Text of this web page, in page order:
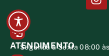
ATENDIMENTO
Segunda à Sexta 08:00